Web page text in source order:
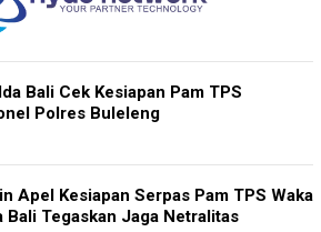
Bali Cek Kesiapan Pam TPS
Polres Buleleng
Apel Kesiapan Serpas Pam TPS Waka
Bali Tegaskan Jaga Netralitas